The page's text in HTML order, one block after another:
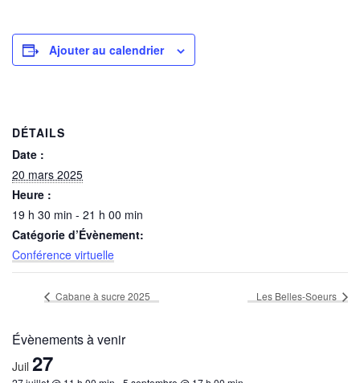
Ajouter au calendrier
DÉTAILS
Date :
20 mars 2025
Heure :
19 h 30 min - 21 h 00 min
Catégorie d’Évènement:
Conférence virtuelle
Cabane à sucre 2025 Les Belles-Soeurs
Évènements à venir
Juil 27